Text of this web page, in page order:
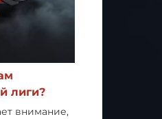
лиги?
внимание,